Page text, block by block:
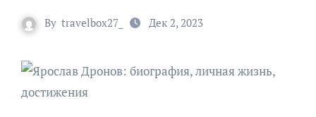
By travelbox27_ Дек 2, 2023